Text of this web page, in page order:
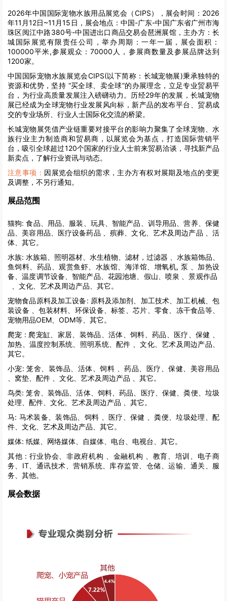
2026年中国国际宠物水族用品展览会（CIPS），展会时间：2026
年11月12日~11月15日，展会地点：中国-广东-中国广东省广州市海
珠区阅江中路380号-中国进出口商品交易会琶洲展馆，主办方：长
城国际展览有限责任公司，举办周期：一年一届，展会面积：
100000平米,参展观众：70000人，参展商数量及参展品牌达到
1200家。
中国国际宠物水族展览会CIPS(以下简称：长城宠物展)秉承独特的
资源和优势，坚持 “买全球、卖全球”的办展理念，立足专业贸易平
台，为行业高质量发展注入磅礴动力。历经29年的发展，长城宠物
展已经成为全球宠物行业发展风向标，新产品的发布平台、贸易成
交的专业场所、行业人士国际化交流的桥梁。
长城宠物展凭借产业链重要对接平台的影响力聚集了全球宠物、水
族行业主力制造商和贸易商，以展览会为基点，打造国际营销平
台，吸引全球超过120个国家的行业人士前来贸易洽谈，寻找新产品
新卖点，了解行业资讯与动态。
注意事项： 因展览会组织的需求，主办方有权对展期及地点的变更
及调整，不另行通知。
展品范围
猫狗: 食品、用品、服装、玩具、智能产品、训导用品、营养、保健
品、美容用品、医疗设备药品 、殡葬、文化、艺术及周边产品 、活
体、其它。
水族: 水族箱、照明器材、水生植物、滤材，过滤器 、水族箱饰品、
鱼饲料、药品、观赏鱼虾、水族馆、海洋馆、增氧机, 泵 、加热设
备、温度调节设备、智能产品、花园池塘、假山、喷泉 、景观作品
、文化、艺术及周边产品、其它。
宠物食品原料及加工设备: 原料及添加剂、加工技术、加工机械、包
装设备 、包装材料、环保设备、标签、芯片、零食、冻干食品等、
宠物用品OEM、ODM等、其它。
爬宠 : 爬宠缸、家居、装饰品、活体、饲料、药品、医疗、保健 、
加热、温度控制系统、照明系统、配件 、文化、艺术及周边产品、
其它。
小宠: 笼舍、装饰品、活体、饲料 、药品、医疗、保健、美容用品
、窝垫、配件 、文化、艺术及周边产品 、其它。
鸟类: 笼舍、装饰品、活体、饲料、药品、医疗、保健、粪便、垃圾
处理、配件、文化、艺术及周边产品 、其它。
马: 马术装备、装饰品、饲料 、医疗、保健 、粪便、垃圾处理、配
件、文化、艺术及周边产品、其它。
媒体: 纸媒、网络媒体、自媒体、电台、电视台、其它。
其他 : 行业协会、非政府机构 、金融机构 、教育、培训、电子商
务、IT、通讯技术、营销系统、库存监管、仓储、运输、通关、服
务、其他。
展会数据